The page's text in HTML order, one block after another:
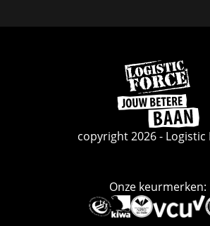
Ga
naar
de
homepage
copyright 2026 - Logistic
Onze keurmerken:
Deze
link